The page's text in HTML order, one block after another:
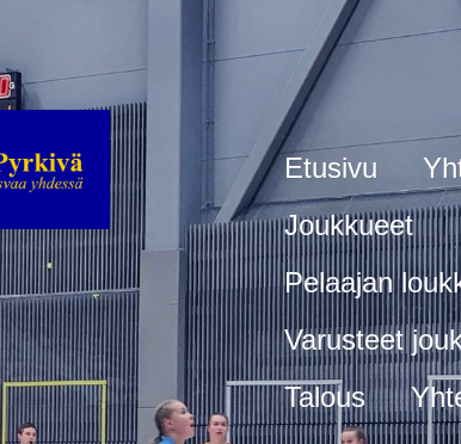
Etusivu
Joukkueet
Pelaajan
Varusteet
Talous